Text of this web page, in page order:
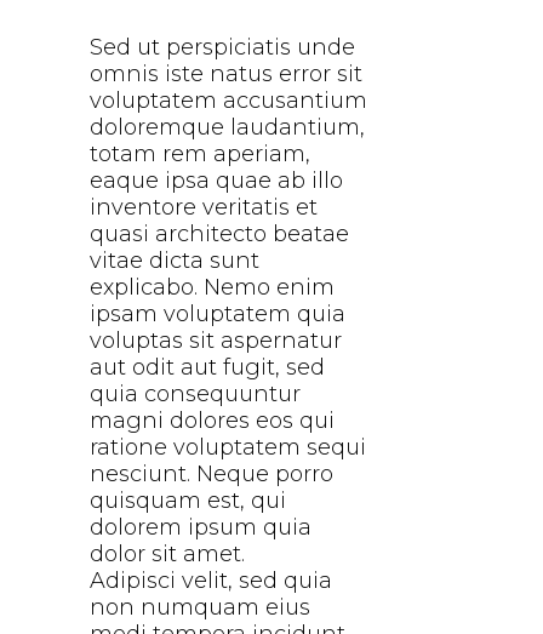
Sed ut perspiciatis unde
omnis iste natus error sit
voluptatem accusantium
doloremque laudantium,
totam rem aperiam,
eaque ipsa quae ab illo
inventore veritatis et
quasi architecto beatae
vitae dicta sunt
explicabo. Nemo enim
ipsam voluptatem quia
voluptas sit aspernatur
aut odit aut fugit, sed
quia consequuntur
magni dolores eos qui
ratione voluptatem sequi
nesciunt. Neque porro
quisquam est, qui
dolorem ipsum quia
dolor sit amet.
Adipisci velit, sed quia
non numquam eius